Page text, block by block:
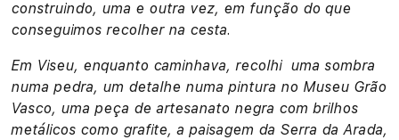
construindo, uma e outra vez, em função do que
conseguimos recolher na cesta.
Em Viseu, enquanto caminhava, recolhi uma sombra
numa pedra, um detalhe numa pintura no Museu Grão
Vasco, uma peça de artesanato negra com brilhos
metálicos como grafite, a paisagem da Serra da Arada,